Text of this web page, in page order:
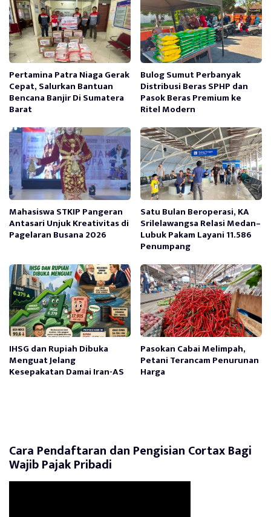
Pertamina Patra Niaga Gerak
Cepat, Salurkan Bantuan
Bencana Banjir Di Sumatera
Barat
Bulog Sumut Perbanyak
Distribusi Beras SPHP dan
Pasok Beras Premium ke
Ritel Modern
Mahasiswa STKIP Pangeran
Antasari Unjuk Kreativitas di
Pagelaran Busana 2026
Satu Bulan Beroperasi, KA
Srilelawangsa Relasi Medan–
Lubuk Pakam Layani 11.586
Penumpang
IHSG dan Rupiah Dibuka
Menguat Jelang
Kesepakatan Damai Iran-AS
Pasokan Cabai Melimpah,
Petani Terancam Penurunan
Harga
Cara Pendaftaran dan Pengisian Cortax Bagi
Wajib Pajak Pribadi